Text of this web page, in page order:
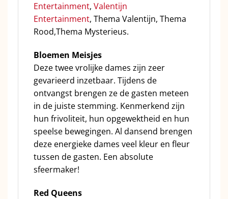
Entertainment, Valentijn
Entertainment, Thema Valentijn, Thema
Rood,Thema Mysterieus.
Bloemen Meisjes
Deze twee vrolijke dames zijn zeer
gevarieerd inzetbaar. Tijdens de
ontvangst brengen ze de gasten meteen
in de juiste stemming. Kenmerkend zijn
hun frivoliteit, hun opgewektheid en hun
speelse bewegingen. Al dansend brengen
deze energieke dames veel kleur en fleur
tussen de gasten. Een absolute
sfeermaker!
Red Queens